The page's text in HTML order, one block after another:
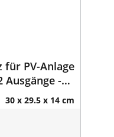
für PV-Anlage
Ausgänge -
30 x 29.5 x 14 cm